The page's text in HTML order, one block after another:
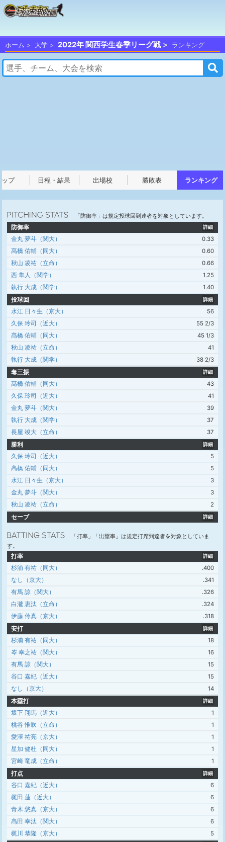
ホーム 大学 2022年 関西学生春季リーグ戦 ランキング
ップ 日程・結果 出場校 勝敗表 ランキング
「防御率」は規定投球回到達者を対象としています。
防御率
詳細
金丸 夢斗（関大）
0.33
髙橋 佑輔（同大）
0.60
秋山 凌祐（立命）
0.66
西 隼人（関学）
1.25
執行 大成（関学）
1.40
投球回
詳細
水江 日々生（京大）
56
久保 玲司（近大）
55 2/3
髙橋 佑輔（同大）
45 1/3
秋山 凌祐（立命）
41
執行 大成（関学）
38 2/3
奪三振
詳細
髙橋 佑輔（同大）
43
久保 玲司（近大）
41
金丸 夢斗（関大）
39
執行 大成（関学）
37
長屋 竣大（立命）
37
勝利
詳細
久保 玲司（近大）
5
髙橋 佑輔（同大）
5
水江 日々生（京大）
3
金丸 夢斗（関大）
3
秋山 凌祐（立命）
2
セーブ
詳細
「打率」「出塁率」は規定打席到達者を対象としていま
す。
打率
詳細
杉浦 有祐（同大）
.400
なし（京大）
.341
有馬 諒（関大）
.326
白瀧 恵汰（立命）
.324
伊藤 伶真（京大）
.318
安打
詳細
杉浦 有祐（同大）
18
岑 幸之祐（関大）
16
有馬 諒（関大）
15
谷口 嘉紀（近大）
15
なし（京大）
14
本塁打
詳細
坂下 翔馬（近大）
1
桃谷 惟吹（立命）
1
愛澤 祐亮（京大）
1
星加 健杜（同大）
1
宮崎 竜成（立命）
1
打点
詳細
谷口 嘉紀（近大）
6
梶田 蓮（近大）
6
青木 悠真（京大）
6
髙田 幸汰（関大）
6
梶川 恭隆（京大）
5